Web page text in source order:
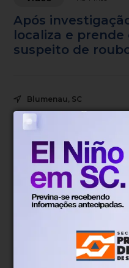
Após
localiza e
suspeito de
Blumenau, SC
16°
Sensação
Chance de chuva
DOM